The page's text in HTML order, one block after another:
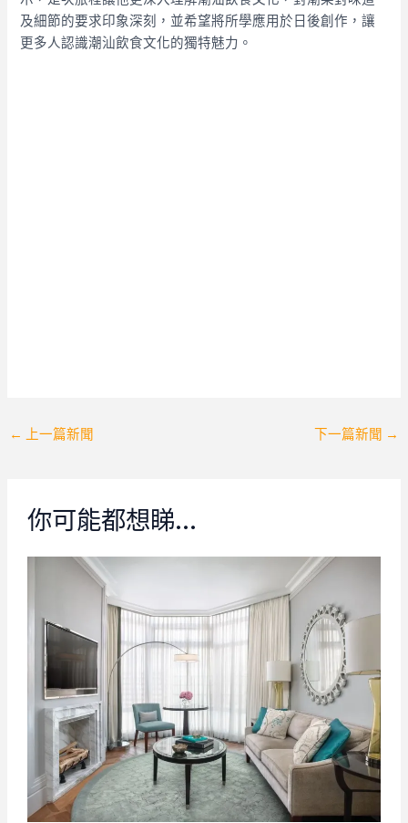
及細節的要求印象深刻，並希望將所學應用於日後創作，讓
更多人認識潮汕飲食文化的獨特魅力。
Post
← 上一篇新聞 下一篇新聞 →
你可能都想睇…